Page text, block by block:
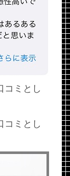
コミとし
コミとし